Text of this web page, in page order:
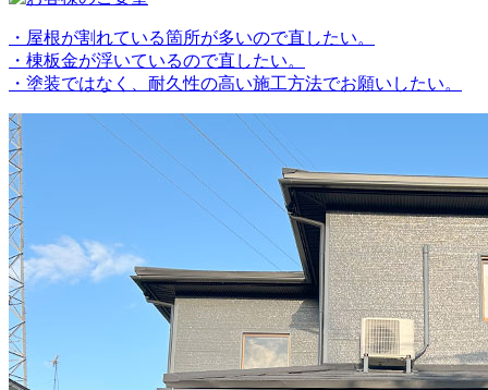
・屋根が割れている箇所が多いので直したい。
・棟板金が浮いているので直したい。
・塗装ではなく、耐久性の高い施工方法でお願いしたい。